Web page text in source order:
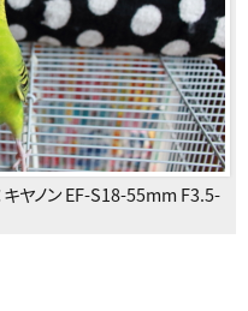
キヤノン EF-S18-55mm F3.5-